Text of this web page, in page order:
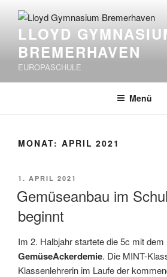
Inhalt
springenLLOYD
BREMERHAVEN
EUROPASCHULE
Menü
MONAT: APRIL 2021
VERÖFFENTLICHT
1. APRIL 2021
Gemüseanbau im
beginnt
Im 2. Halbjahr startete die 5c mit
GemüseAckerdemie. Die MINT-
Klassenlehrerin im Laufe der